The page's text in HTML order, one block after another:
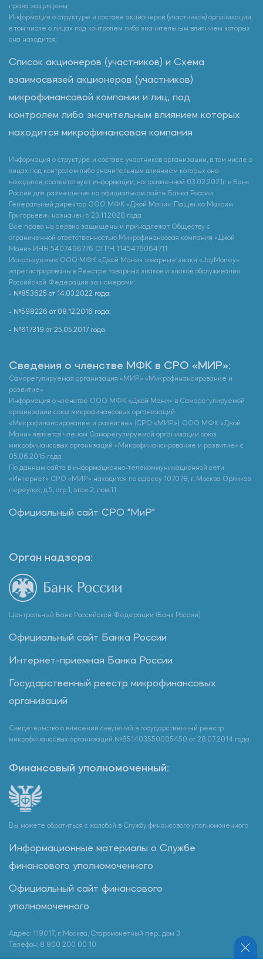
права защищены.
Информация о структуре и составе акционеров (участников) организации,
в том числе о лицах под контролем либо значительным влиянием которых
она находится:
Список акционеров (участников) и Схема
взаимосвязей акционеров (участников)
микрофинансовой компании и лиц, под
контролем либо значительным влиянием которых
находится микрофинансовая компания
Информация о структуре и составе участников организации, в том числе о
лицах под контролем либо значительным влиянием которых она
находится, соответствует информации, направленной 03.02.2021г. в Банк
России для размещения на официальном сайте Банка России
Генеральный директор ООО МФК «Джой Мани»: Пащенко Максим
Григорьевич назначен с 23.11.2020 года
Все права на сервис защищены и принадлежат Обществу с
ограниченной ответственностью Микрофинансовая компания «Джой
Мани» ИНН 5407496776 ОГРН 1145476064711
Используемые ООО МФК «Джой Мани» товарные знаки «JoyMoney»
зарегистрированы в Реестре товарных знаков и знаков обслуживания
Российской Федерации за номерами:
- №853625 от 14.03.2022 года;
- №598226 от 08.12.2016 года;
- №617319 от 25.05.2017 года.
Сведения о членстве МФК в СРО «МИР»:
Саморегулируемая организация «МИР» «Микрофинансирование и
развитие»
Информация о членстве ООО МФК «Джой Мани» в Саморегулируемой
организации союз микрофинансовых организаций
«Микрофинансирование и развитие» (СРО «МИР»): ООО МФК «Джой
Мани» является членом Саморегулируемой организации союз
микрофинансовых организаций «Микрофинансирование и развитие» с
05.06.2015 года.
По данным сайта в информационно-телекоммуникационной сети
«Интернет» СРО «МИР» находится по адресу 107078, г. Москва Орликов
переулок, д.5, стр.1, этаж 2, пом.11
Официальный сайт СРО "МиР"
Орган надзора:
Центральный Банк Российской Федерации (Банк России)
Официальный сайт Банка России
Интернет-приемная Банка России
Государственный реестр микрофинансовых
организаций
Свидетельство о внесении сведений в государственный реестр
микрофинансовых организаций №651403550005450 от 28.07.2014 года.
Финансовый уполномоченный:
Вы можете обратиться с жалобой в Службу финансового уполномоченного
Информационные материалы о Службе
финансового уполномоченного
Официальный сайт финансового
уполномоченного
Адрес: 119017, г. Москва, Старомонетный пер., дом 3
Телефон: 8 800 200 00 10